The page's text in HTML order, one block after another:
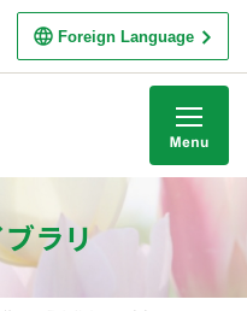
Foreign Language
ラリ